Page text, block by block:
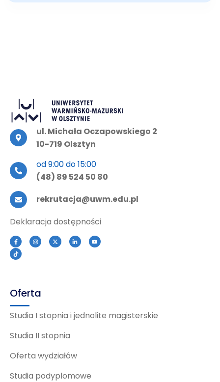
ul. Michała Oczapowskiego 2
10-719 Olsztyn
od 9:00 do 15:00
(48) 89 524 50 80
rekrutacja@uwm.edu.pl
Deklaracja dostępności
Oferta
Studia I stopnia i jednolite magisterskie
Studia II stopnia
Oferta wydziałów
Studia podyplomowe